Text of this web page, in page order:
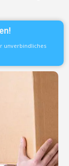
unverbindliches